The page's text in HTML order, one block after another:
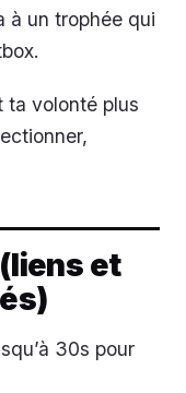
à un trophée qui
ta volonté plus
et
30s pour